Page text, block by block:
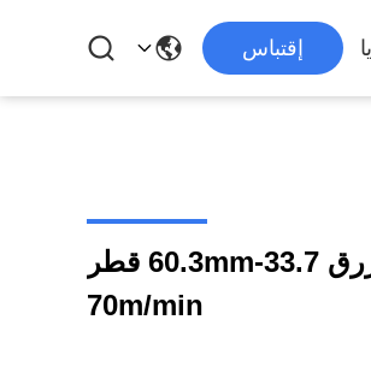
إقتباس
آلة طاحونة أنابيب الفولاذ الكربوني الأزرق 33.7-60.3mm قطر
70m/min